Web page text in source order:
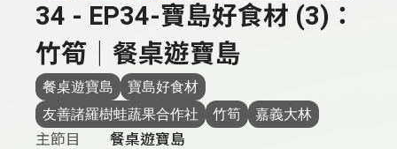
34 - EP34-寶島好食材 (3)：
竹筍｜餐桌遊寶島
餐桌遊寶島
寶島好食材
友善諸羅樹蛙蔬果合作社
竹筍 嘉義大林
主節目
餐桌遊寶島